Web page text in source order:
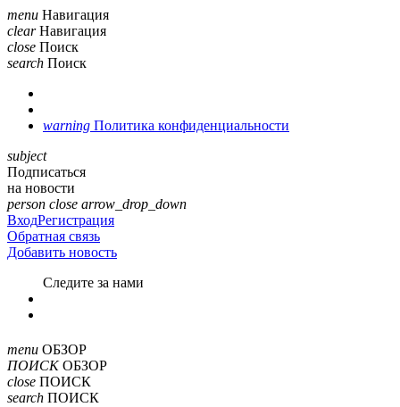
menu Навигация
clear Навигация
close Поиск
search Поиск
warning Политика конфиденциальности
subject
Подписаться
на новости
person close arrow_drop_down
ВходРегистрация
Обратная связь
Добавить новость
Cледите за нами
menu ОБЗОР
ПОИСК ОБЗОР
close ПОИСК
search ПОИСК